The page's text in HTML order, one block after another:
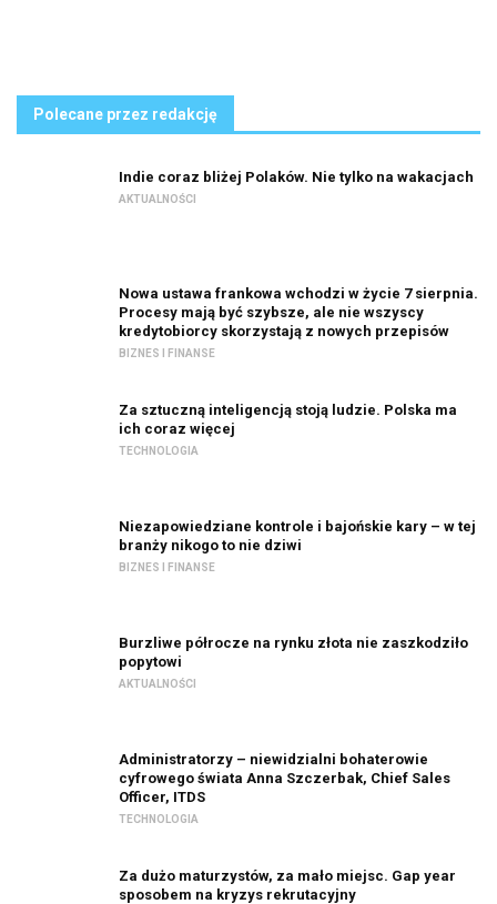
Polecane przez redakcję
Indie coraz bliżej Polaków. Nie tylko na wakacjach
AKTUALNOŚCI
Nowa ustawa frankowa wchodzi w życie 7 sierpnia.
Procesy mają być szybsze, ale nie wszyscy
kredytobiorcy skorzystają z nowych przepisów
BIZNES I FINANSE
Za sztuczną inteligencją stoją ludzie. Polska ma
ich coraz więcej
TECHNOLOGIA
Niezapowiedziane kontrole i bajońskie kary – w tej
branży nikogo to nie dziwi
BIZNES I FINANSE
Burzliwe półrocze na rynku złota nie zaszkodziło
popytowi
AKTUALNOŚCI
Administratorzy – niewidzialni bohaterowie
cyfrowego świata Anna Szczerbak, Chief Sales
Officer, ITDS
TECHNOLOGIA
Za dużo maturzystów, za mało miejsc. Gap year
sposobem na kryzys rekrutacyjny